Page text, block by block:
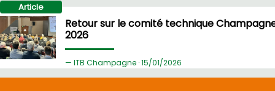
Article
Retour sur le comité technique
2026
ITB Champagne ·15/01/2026